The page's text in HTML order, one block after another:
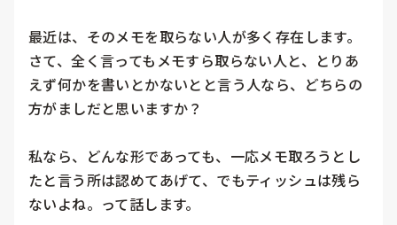
最近は、そのメモを取らない人が多く存在します。
さて、全く言ってもメモすら取らない人と、とりあ
えず何かを書いとかないとと言う人なら、どちらの
方がましだと思いますか？
私なら、どんな形であっても、一応メモ取ろうとし
たと言う所は認めてあげて、でもティッシュは残ら
ないよね。って話します。